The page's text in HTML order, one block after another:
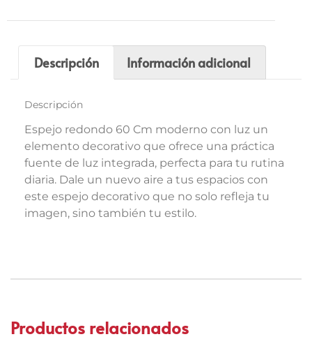
Descripción Información adicional
Descripción
Espejo redondo 60 Cm moderno con luz un
elemento decorativo que ofrece una práctica
fuente de luz integrada, perfecta para tu rutina
diaria. Dale un nuevo aire a tus espacios con
este espejo decorativo que no solo refleja tu
imagen, sino también tu estilo.
Productos relacionados